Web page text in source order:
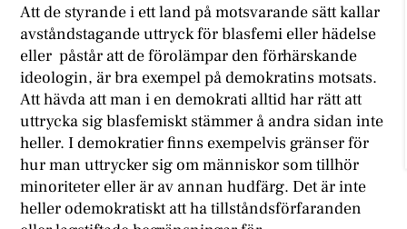
Att de styrande i ett land på motsvarande sätt kallar
avståndstagande uttryck för blasfemi eller hädelse
eller påstår att de förolämpar den förhärskande
ideologin, är bra exempel på demokratins motsats.
Att hävda att man i en demokrati alltid har rätt att
uttrycka sig blasfemiskt stämmer å andra sidan inte
heller. I demokratier finns exempelvis gränser för
hur man uttrycker sig om människor som tillhör
minoriteter eller är av annan hudfärg. Det är inte
heller odemokratiskt att ha tillståndsförfaranden